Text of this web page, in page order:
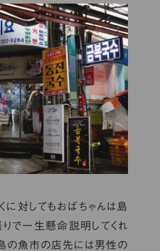
に対してもおばちゃんは島
で一生懸命説明してくれ
の魚市の店先には男性の